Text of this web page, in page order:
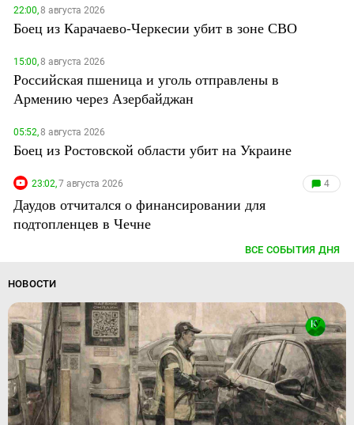
22:00,8 августа 2026
Боец из Карачаево-Черкесии убит в зоне СВО
15:00,8 августа 2026
Российская пшеница и уголь отправлены в
Армению через Азербайджан
05:52,8 августа 2026
Боец из Ростовской области убит на Украине
23:02,7 августа 2026 4
Даудов отчитался о финансировании для
подтопленцев в Чечне
ВСЕ СОБЫТИЯ ДНЯ
НОВОСТИ